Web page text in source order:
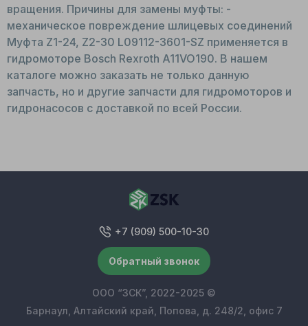
вращения. Причины для замены муфты: -
механическое повреждение шлицевых соединений
Муфта Z1-24, Z2-30 L09112-3601-SZ применяется в
гидромоторе Bosch Rexroth A11VO190. В нашем
каталоге можно заказать не только данную
запчасть, но и другие запчасти для гидромоторов и
гидронасосов с доставкой по всей России.
+7 (909) 500-10-30
Обратный звонок
ООО “ЗСК”, 2022-2025 ©
Барнаул, Алтайский край, Попова, д. 248/2, офис 7